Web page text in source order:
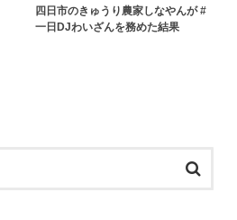
四日市のきゅうり農家しなやんが #
一日DJわいざんを務めた結果